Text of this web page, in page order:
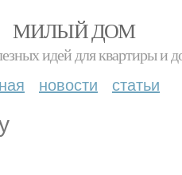
МИЛЫЙ ДОМ
идей для квартиры и
новости статьи